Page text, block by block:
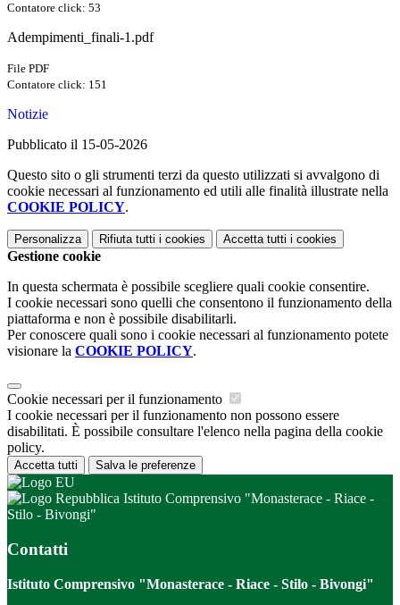
Contatore click: 53
Adempimenti_finali-1.pdf
File PDF
Contatore click: 151
Notizie
Pubblicato il 15-05-2026
Questo sito o gli strumenti terzi da questo utilizzati si avvalgono di
cookie necessari al funzionamento ed utili alle finalità illustrate nella
COOKIE POLICY.
Personalizza Rifiuta tutti i cookies Accetta tutti i cookies
Gestione cookie
In questa schermata è possibile scegliere quali cookie consentire.
I cookie necessari sono quelli che consentono il funzionamento della
piattaforma e non è possibile disabilitarli.
Per conoscere quali sono i cookie necessari al funzionamento potete
visionare la COOKIE POLICY.
Cookie necessari per il funzionamento
I cookie necessari per il funzionamento non possono essere
disabilitati. È possibile consultare l'elenco nella pagina della cookie
policy.
Accetta tutti Salva le preferenze
Istituto Comprensivo "Monasterace - Riace -
Stilo - Bivongi"
Contatti
Istituto Comprensivo "Monasterace - Riace - Stilo - Bivongi"